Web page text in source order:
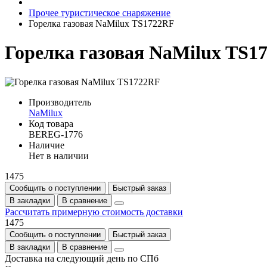
Прочее туристическое снаряжение
Горелка газовая NaMilux TS1722RF
Горелка газовая NaMilux
Производитель
NaMilux
Код товара
BEREG-1776
Наличие
Нет в наличии
1475
Сообщить о поступлении
Быстрый заказ
В закладки
В сравнение
Рассчитать примерную стоимость доставки
1475
Сообщить о поступлении
Быстрый заказ
В закладки
В сравнение
Доставка на следующий день по СПб